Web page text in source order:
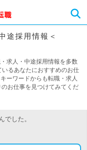
途採用情報＜
求人・中途採用情報を多数
るあなたにおすすめのお仕
ーワードからも転職・求人
お仕事を見つけてみてくだ
でした。